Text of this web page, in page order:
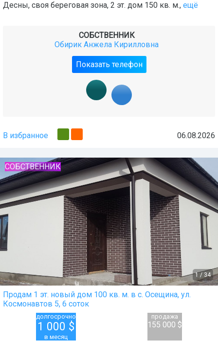
Десны, своя береговая зона, 2 эт. дом 150 кв. м., ещё
СОБСТВЕННИК
Обирик Анжела Кирилловна
Показать телефон
В избранное 06.08.2026
1/ 34
СОБСТВЕННИК
Продам 1 эт. новый дом 100 кв. м. в с. Осещина, ул.
Космонавтов 5, 6 соток
долгосрочно
1 000 $
в месяц
продажа
155 000 $